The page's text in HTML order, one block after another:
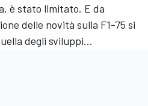
è stato limitato. E da
delle novità sulla F1-75 si
degli sviluppi…